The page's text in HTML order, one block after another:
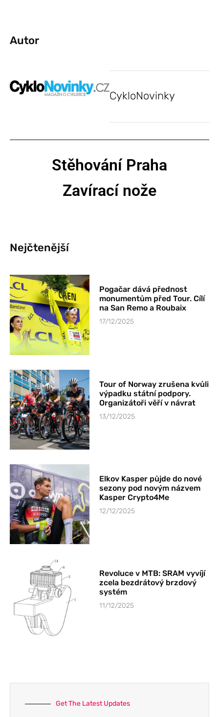
Autor
CykloNovinky
Stěhování Praha
Zavírací nože
Nejčtenější
Pogačar dává přednost
monumentům před Tour. Cílí
na San Remo a Roubaix
17/12/2025
Tour of Norway zrušena kvůli
výpadku státní podpory.
Organizátoři věří v návrat
13/12/2025
Elkov Kasper půjde do nové
sezony pod novým názvem
Kasper Crypto4Me
12/12/2025
Revoluce v MTB: SRAM vyvíjí
zcela bezdrátový brzdový
systém
11/12/2025
Get The Latest Updates